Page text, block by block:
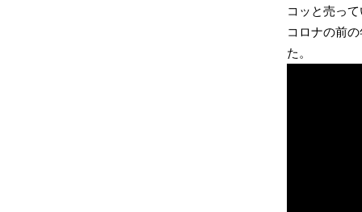
コッと売っ
コロナの前
た。